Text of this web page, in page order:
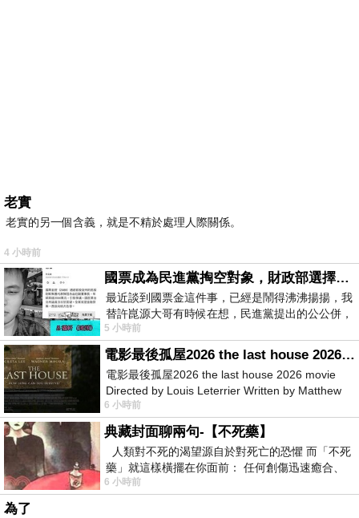
老實
老實的另一個含義，就是不精於處理人際關係。
4 小時前
國票成為民進黨掏空對象，財政部選擇性失憶
最近談到國票金這件事，已經是鬧得沸沸揚揚，我
替許崑源大哥有時候在想，民進黨提出的公公併，
其實就是想要國庫通黨庫，鬧出最大的醜
5 小時前
電影最後孤屋2026 the last house 2026 movie
電影最後孤屋2026 the last house 2026 movie
Directed by Louis Leterrier Written by Matthew
Robinson Starring Greta Lee Wa
6 小時前
典藏封面聊兩句-【不死藥】
人類對不死的渴望源自於對死亡的恐懼 而「不死
藥」就這樣橫擺在你面前： 任何創傷迅速癒合、
停止衰老、痛覺消失…堪
6 小時前
為了